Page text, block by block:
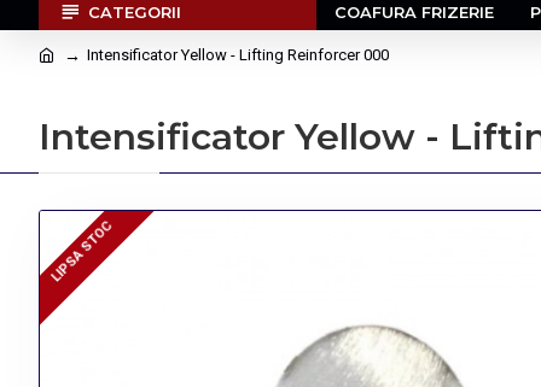
CATEGORII COAFURA FRIZERIE
Intensificator Yellow - Lifting Reinforcer 000
Intensificator Yellow -
LIPSA STOC
LIPSA STOC